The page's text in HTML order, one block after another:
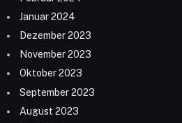
Januar 2024
Dezember 2023
November 2023
Oktober 2023
September 2023
August 2023